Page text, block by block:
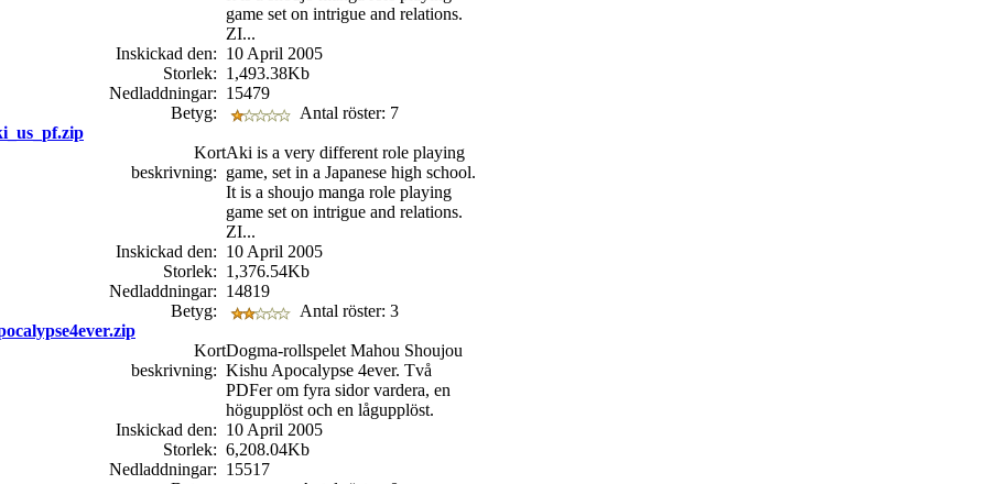
game set on intrigue and relations.
ZI...
Inskickad den: 10 April 2005
Storlek: 1,493.38Kb
Nedladdningar: 15479
Betyg:
Antal röster: 7
Kort
beskrivning:
Aki is a very different role playing
game, set in a Japanese high school.
It is a shoujo manga role playing
game set on intrigue and relations.
ZI...
Inskickad den: 10 April 2005
Storlek: 1,376.54Kb
Nedladdningar: 14819
Betyg:
Antal röster: 3
Kort
beskrivning:
Dogma-rollspelet Mahou Shoujou
Kishu Apocalypse 4ever. Två
PDFer om fyra sidor vardera, en
högupplöst och en lågupplöst.
Inskickad den: 10 April 2005
Storlek: 6,208.04Kb
Nedladdningar: 15517